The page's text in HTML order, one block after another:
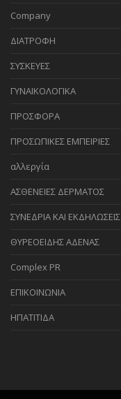
Company
ΔΙΑΤΡΟΦΗ
ΣΥΣΚΕΥΕΣ
ΓΥΝΑΙΚΟΛΟΓΙΚΑ
ΠΡΟΣΦΟΡΑ
ΠΡΟΣΩΠΙΚΕΣ ΕΜΠΕΙΡΙΕΣ
αλλεργία
ΑΣΘΕΝΕΙΕΣ ΔΕΡΜΑΤΟΣ
ΣΥΝΕΔΡΙΑ ΚΑΙ ΕΚΔΗΛΩΣΕΙΣ
ΘΥΡΕΟΕΙΔΗΣ ΑΔΕΝΑΣ
Complex PR
ΕΠΙΚΟΙΝΩΝΙΑ
ΗΠΑΤΙΤΙΔΑ